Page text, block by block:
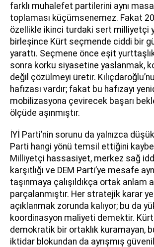
farklı muhalefet partilerini aynı
toplaması küçümsenemez. Fakat
özellikle ikinci turdaki sert milliyetçi
birleşince Kürt seçmende ciddi bir
yarattı. Seçmene önce eşit
sonra korku siyasetine yaslanmak,
değil çözülmeyi üretir.
hafızası vardır; fakat bu hafızayı
mobilizasyona çevirecek başarı
ölçüde aşınmıştır.
İYİ Parti’nin sorunu da yalnızca
Parti hangi yönü temsil ettiğini
Milliyetçi hassasiyet, merkez sağ
karşıtlığı ve DEM Parti’ye mesafe
taşınmaya çalışıldıkça ortak anlam
parçalanmıştır. Her stratejik karar
açıklanmak zorunda kalıyor; bu da
koordinasyon maliyeti demektir.
demokratik bir ortaklık kuramayan,
iktidar blokundan da ayrışmış